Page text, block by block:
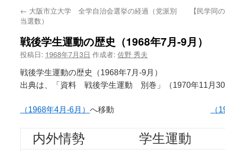
← 大阪市立大学 全学自治会選挙の経過（党派別
当選数）
【民学同
戦後学生運動の歴史（1968年7月-9月）
投稿日: 1968年7月3日 作成者: 佐野 秀夫
戦後学生運動の歴史（1968年7月-9月）
出典は、「資料 戦後学生運動 別巻」（1970年11月30
（1968年4月-6月） へ移動 （
内外情勢
学生運動